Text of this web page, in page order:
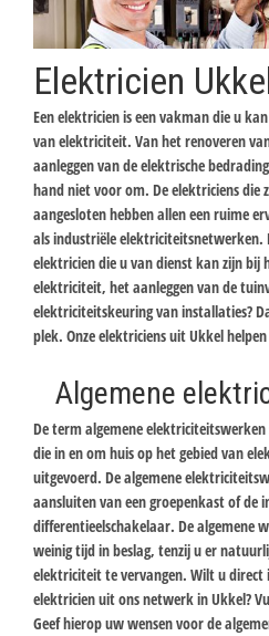
Elektricien
Een elektricien is een vakman die u
van elektriciteit. Van het renoveren
aanleggen van de elektrische
hand niet voor om. De elektriciens die
aangesloten hebben allen een ruime
als industriële elektriciteitsnetwerken.
elektricien die u van dienst kan zijn bij
elektriciteit, het aanleggen van de
elektriciteitskeuring van installaties?
plek. Onze elektriciens uit Ukkel
Algemene
De term algemene
die in en om huis op het gebied van
uitgevoerd. De algemene
aansluiten van een groepenkast of de
differentieelschakelaar. De algemene
weinig tijd in beslag, tenzij u er
elektriciteit te vervangen. Wilt u
elektricien uit ons netwerk in Ukkel?
Geef hierop uw wensen voor de